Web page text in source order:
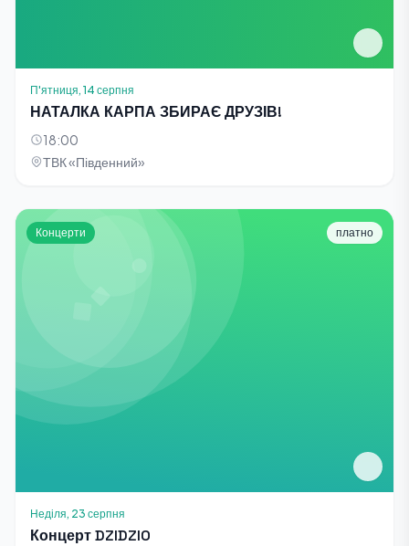
П'ятниця, 14 серпня
НАТАЛКА КАРПА ЗБИРАЄ ДРУЗІВ!
18:00
ТВК «Південний»
Концерти платно
Неділя, 23 серпня
Концерт DZIDZIO